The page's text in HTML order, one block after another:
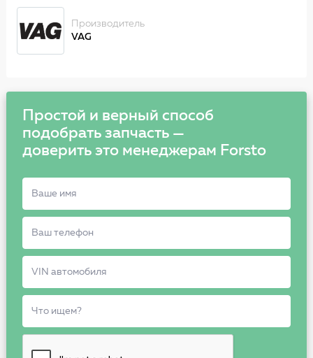
Производитель
VAG
Простой и верный способ
подобрать запчасть —
доверить это менеджерам Forsto